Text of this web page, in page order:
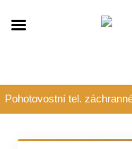
Pohotovostní tel.